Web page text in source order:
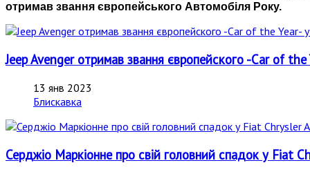
отримав звання європейського Автомобіля Року.
Jeep Avenger отримав звання європейского -Car of the
13 янв 2023
Блискавка
Серджіо Маркіонне про свій головний спадок у Fiat